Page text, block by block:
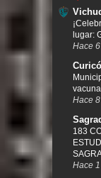
lugar:
Hace 6
Curicó
Hace 8
183
Hace 1